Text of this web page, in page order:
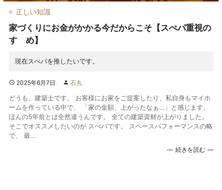
正しい知識
家づくりにお金がかかる今だからこそ【スぺパ重視の
すゝめ】
現在スぺパを推したいです。
2025年6月7日 石丸
どうも、建築士です。 お客様にお家をご提案したり、私自身もマイホ
ームを作っている中で、 「家の金額、上がったなぁ…」と感じます。
ほんの5年前とは全然違うんです。 全ての建築資材が上がりました。
そこでオススメしたいのが スぺパです。 スペースパフォーマンスの略
で、 最...
続きを読む